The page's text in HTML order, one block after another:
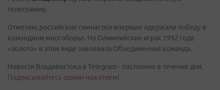
телеграмму.
Отметим, российские гимнастки впервые одержали победу в
командном многоборье. На Олимпийских играх 1992 года
«золото» в этом виде завоевала Объединенная команда.
Новости Владивостока в Telegram - постоянно в течение дня.
Подписывайтесь одним нажатием!